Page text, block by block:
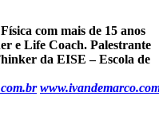
com mais de 15 anos
e Life Coach. Palestrante
da EISE – Escola de